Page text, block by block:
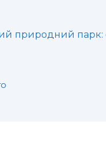
природний парк: